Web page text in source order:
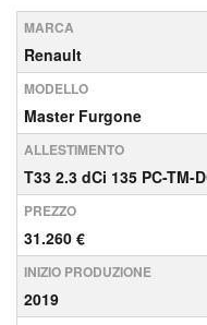
MARCA
Renault
MODELLO
Master Furgone
ALLESTIMENTO
T33 2.3 dCi 135 PC-TM-
PREZZO
31.260 €
INIZIO PRODUZIONE
2019